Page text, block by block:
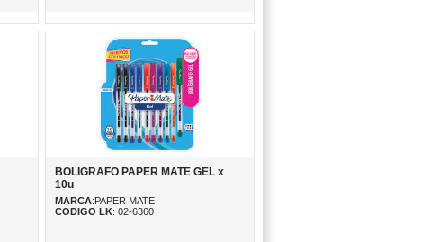
BOLIGRAFO PAPER MATE GEL x
10u
MARCA:PAPER MATE
CODIGO LK: 02-6360